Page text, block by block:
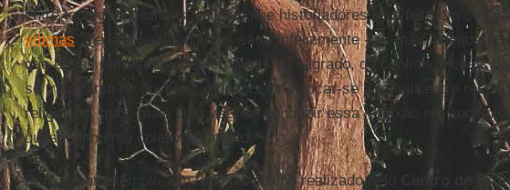
entre teólogos, biblistas, religiosos e historiadores seja feito em
vítimas . De fato, estas últimas são - infelizmente - as mais
que essas representações errôneas do sagrado, da confiança cega,
se trata tanto de ouvi-las, e depois de colocar-se a refletir entre
religiosos, mas, mais uma vez, de conduzir essa reflexão em
questionamento coletivo e atento.
Penso, por exemplo, em todo o trabalho realizado pelo
Centro de